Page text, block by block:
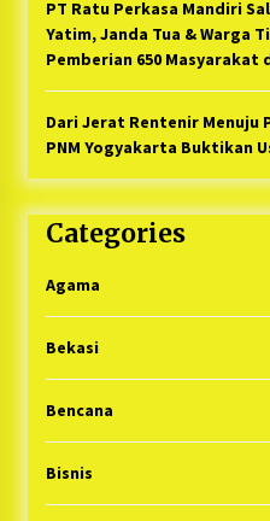
PT Ratu Perkasa Mandiri
Yatim, Janda Tua & Warga
Pemberian 650 Masyarakat
Dari Jerat Rentenir Menuju
PNM Yogyakarta Buktikan
Categories
Agama
Bekasi
Bencana
Bisnis